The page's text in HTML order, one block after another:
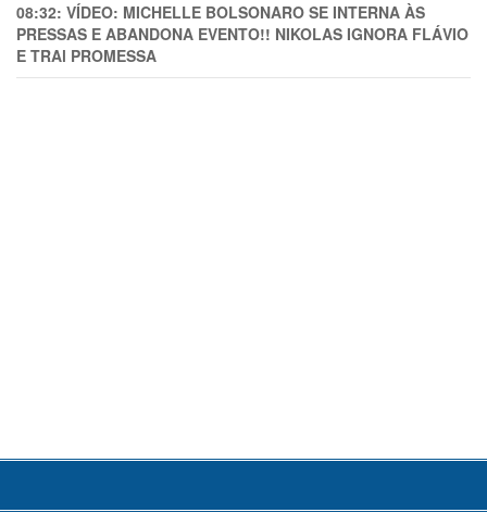
08:32: VÍDEO: MICHELLE BOLSONARO SE INTERNA ÀS
PRESSAS E ABANDONA EVENTO!! NIKOLAS IGNORA FLÁVIO
E TRAl PROMESSA